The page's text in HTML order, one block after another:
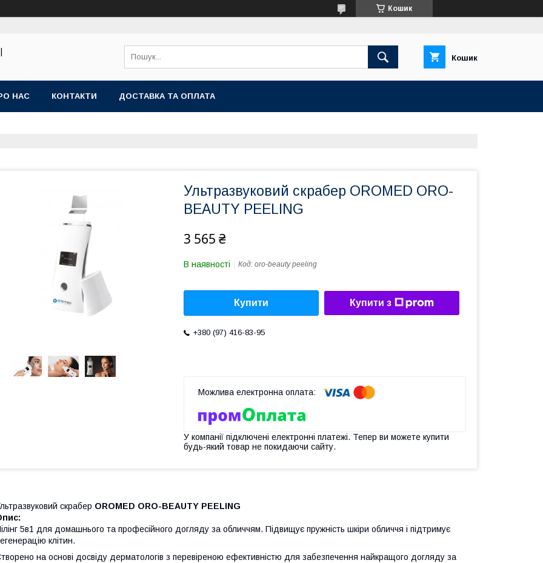
Кошик
Кошик
НАС КОНТАКТИ ДОСТАВКА ТА ОПЛАТА
Ультразвуковий скрабер OROMED ORO-
BEAUTY PEELING
3 565 ₴
В наявності Код: oro-beauty peeling
Купити Купити з
+380 (97) 416-83-95
У компанії підключені електронні платежі. Тепер ви можете купити
будь-який товар не покидаючи сайту.
скрабер OROMED ORO-BEAUTY PEELING
5в1 для домашнього та професійного догляду за обличчям. Підвищує пружність шкіри обличчя і підтримує
клітин.
на основі досвіду дерматологів з перевіреною ефективністю для забезпечення найкращого догляду за